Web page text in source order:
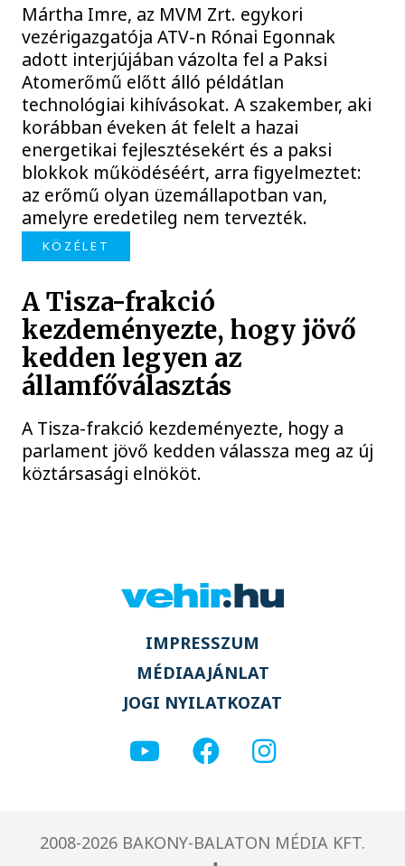
Mártha Imre, az MVM Zrt. egykori
vezérigazgatója ATV-n Rónai Egonnak
adott interjújában vázolta fel a Paksi
Atomerőmű előtt álló példátlan
technológiai kihívásokat. A szakember, aki
korábban éveken át felelt a hazai
energetikai fejlesztésekért és a paksi
blokkok működéséért, arra figyelmeztet:
az erőmű olyan üzemállapotban van,
amelyre eredetileg nem tervezték.
KÖZÉLET
A Tisza-frakció
kezdeményezte, hogy jövő
kedden legyen az
államfőválasztás
A Tisza-frakció kezdeményezte, hogy a
parlament jövő kedden válassza meg az új
köztársasági elnököt.
IMPRESSZUM
MÉDIAAJÁNLAT
JOGI NYILATKOZAT
2008-2026 BAKONY-BALATON MÉDIA KFT.